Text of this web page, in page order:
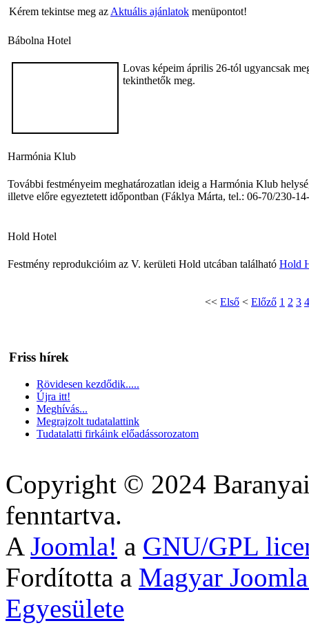
Kérem tekintse meg az Aktuális ajánlatok menüpontot!
Bábolna Hotel
Lovas képeim április 26-tól ugyancsak
tekinthetők meg.
Harmónia Klub
További festményeim meghatározatlan ideig a Harmónia Klub
illetve előre egyeztetett időpontban (Fáklya Márta, tel.: 06-70/230-
Hold Hotel
Festmény reprodukcióim az V. kerületi Hold utcában található Hold
<< Első < Előző 1 2 3 4
Friss hírek
Rövidesen kezdődik.....
Újra itt!
Meghívás...
Megrajzolt tudatalattink
Tudatalatti firkáink előadássorozatom
Copyright © 2024
fenntartva.
A Joomla! a GNU/GPL
Fordította a Magyar
Egyesülete